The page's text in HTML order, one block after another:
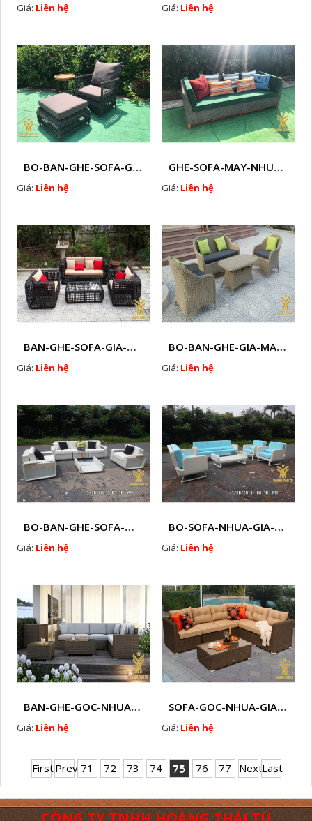
Giá: Liên hệ Giá: Liên hệ
BO-BAN-GHE-SOFA-GIA-MAY-HTT - S85
Giá: Liên hệ
GHE-SOFA-MAY-NHUA-HTT - S89
Giá: Liên hệ
BAN-GHE-SOFA-GIA-MAY- HTT - S92
Giá: Liên hệ
BO-BAN-GHE-GIA-MAY-HTT - S93
Giá: Liên hệ
BO-BAN-GHE-SOFA-MAY-NHUA-HTT - S95
Giá: Liên hệ
BO-SOFA-NHUA-GIA-MAY-HTT - S96
Giá: Liên hệ
BAN-GHE-GOC-NHUA-GIA-MAY-HTT - SG22
Giá: Liên hệ
SOFA-GOC-NHUA-GIA-MAY-HTT - SG24
Giá: Liên hệ
FirstPrev 71 72 73 74 75 76 77 NextLast